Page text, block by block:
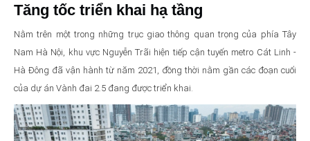
Tăng tốc triển khai hạ tầng
Nằm trên một trong những trục giao thông quan trọng của phía Tây
Nam Hà Nội, khu vực Nguyễn Trãi hiện tiếp cận tuyến metro Cát Linh -
Hà Đông đã vận hành từ năm 2021, đồng thời nằm gần các đoạn cuối
của dự án Vành đai 2.5 đang được triển khai.